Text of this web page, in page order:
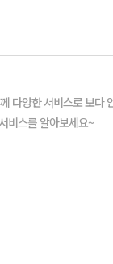
다양한 서비스로 보다
비스를 알아보세요~